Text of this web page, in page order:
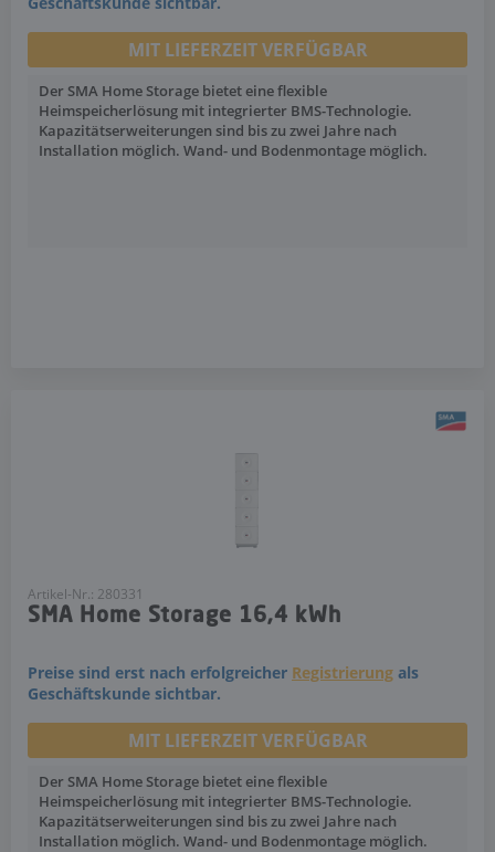
MIT LIEFERZEIT VERFÜGBAR
Der SMA Home Storage bietet eine flexible
Heimspeicherlösung mit integrierter BMS-Technologie.
Kapazitätserweiterungen sind bis zu zwei Jahre nach
Installation möglich. Wand- und Bodenmontage möglich.
Artikel-Nr.: 280331
SMA Home Storage 16,4 kWh
Preise sind erst nach erfolgreicher Registrierung als
Geschäftskunde sichtbar.
MIT LIEFERZEIT VERFÜGBAR
Der SMA Home Storage bietet eine flexible
Heimspeicherlösung mit integrierter BMS-Technologie.
Kapazitätserweiterungen sind bis zu zwei Jahre nach
Installation möglich. Wand- und Bodenmontage möglich.